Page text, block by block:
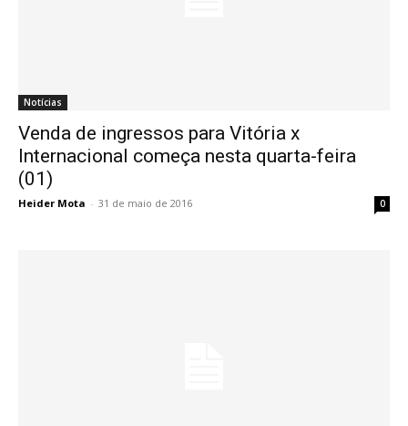
Notícias
Venda de ingressos para Vitória x
Internacional começa nesta quarta-feira
(01)
Heider Mota - 31 de maio de 2016 0